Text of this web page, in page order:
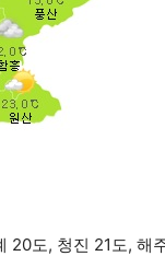
20도, 청진 21도, 해